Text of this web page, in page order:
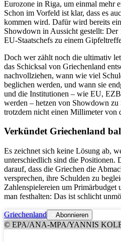
Eurozone in Riga, um einmal mehr
Schon im Vorfeld ist klar, dass es
kommen wird. Dafür wird bereits
Showdown in Aussicht gestellt:
EU-Staatschefs zu einem
Doch wer zählt noch die ultimativ
das Schicksal von Griechenland
nachvollziehen, wann wie viel
beglichen werden, und wann sie
und die Institutionen – wie EU,
werden – hetzen von Showdown
trotzdem nicht einen Millimeter von
Verkündet Griechenland
Es zeichnet sich keine Lösung ab,
unterschiedlich sind die Positionen.
darauf, dass die Griechen die
versprechen, ihre Schulden zu
Zahlenspielereien um Primärbudget
man festhalten: Das ist schlicht
Griechenland Abonnieren
© EPA/ANA-MPA/YANNIS